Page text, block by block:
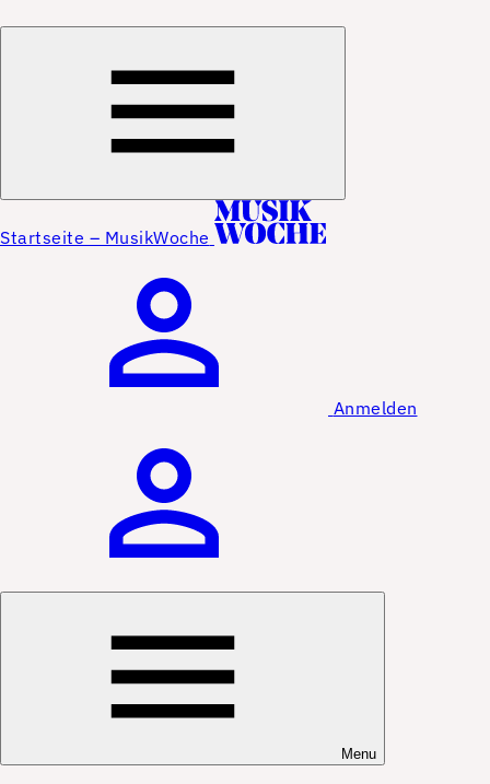
Startseite – MusikWoche
Anmelden
Menu